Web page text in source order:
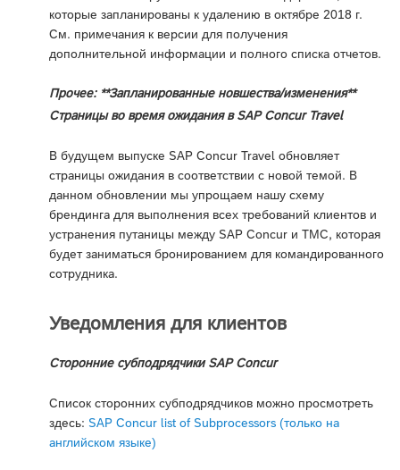
которые запланированы к удалению в октябре 2018 г.
См. примечания к версии для получения
дополнительной информации и полного списка отчетов.
Прочее: **Запланированные новшества/изменения**
Страницы во время ожидания в SAP Concur Travel
В будущем выпуске SAP Concur Travel обновляет
страницы ожидания в соответствии с новой темой. В
данном обновлении мы упрощаем нашу схему
брендинга для выполнения всех требований клиентов и
устранения путаницы между SAP Concur и TMC, которая
будет заниматься бронированием для командированного
сотрудника.
Уведомления для клиентов
Сторонние субподрядчики SAP Concur
Список сторонних субподрядчиков можно просмотреть
здесь: SAP Concur list of Subprocessors (только на
английском языке)